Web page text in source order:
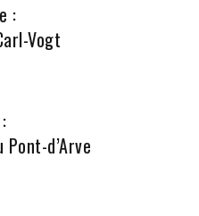
:
Vogt
d’Arve